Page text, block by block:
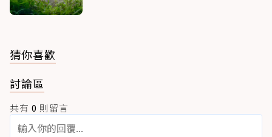
猜你喜歡
討論區
共有 0 則留言